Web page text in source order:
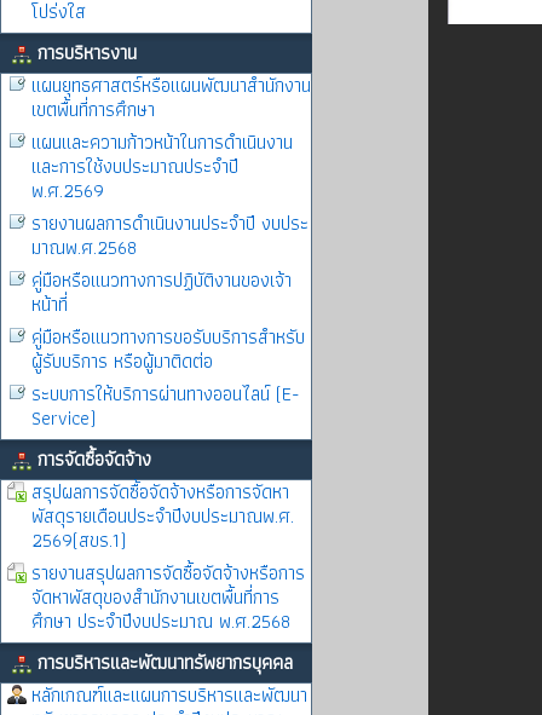
โปร่งใส
การบริหารงาน
แผนยุทธศาสตร์หรือแผนพัฒนาสำนักงาน
เขตพื้นที่การศึกษา
แผนและความก้าวหน้าในการดำเนินงาน
และการใช้งบประมาณประจำปี
พ.ศ.2569
รายงานผลการดำเนินงานประจำปี งบประ
มาณพ.ศ.2568
คู่มือหรือแนวทางการปฏิบัติงานของเจ้า
หน้าที่
คู่มือหรือแนวทางการขอรับบริการสำหรับ
ผู้รับบริการ หรือผู้มาติดต่อ
ระบบการให้บริการผ่านทางออนไลน์ (E-
Service)
การจัดซื้อจัดจ้าง
สรุปผลการจัดซื้อจัดจ้างหรือการจัดหา
พัสดุรายเดือนประจำปีงบประมาณพ.ศ.
2569(สขร.1)
รายงานสรุปผลการจัดซื้อจัดจ้างหรือการ
จัดหาพัสดุของสำนักงานเขตพื้นที่การ
ศึกษา ประจำปีงบประมาณ พ.ศ.2568
การบริหารและพัฒนาทรัพยากรบุคคล
หลักเกณฑ์และแผนการบริหารและพัฒนา